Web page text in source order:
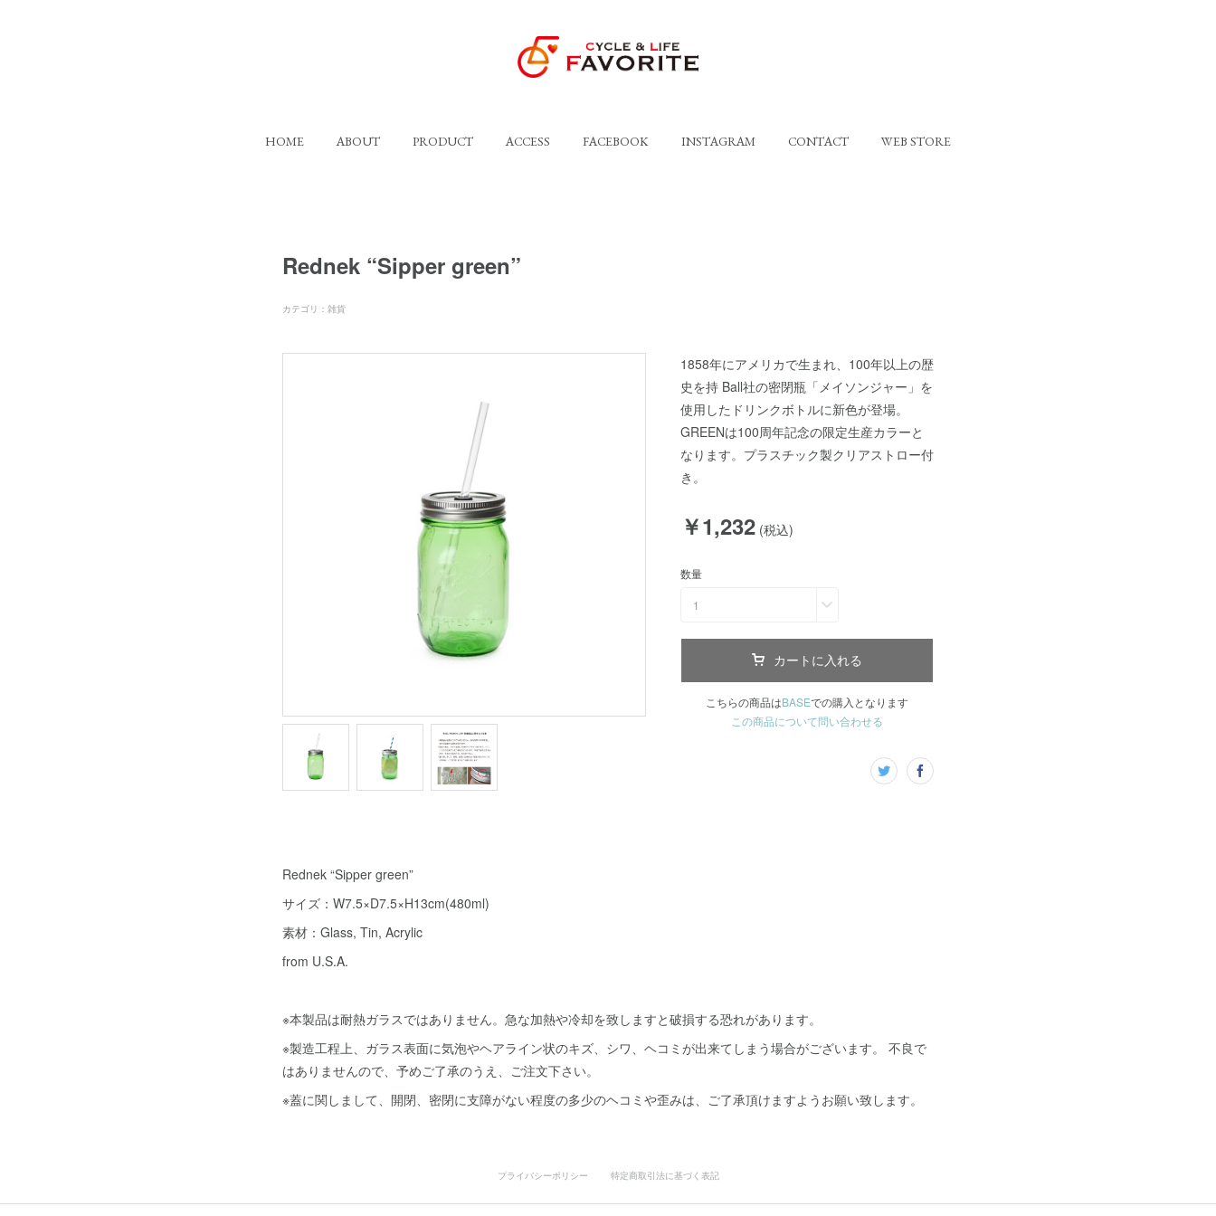
HOME ABOUT PRODUCT ACCESS FACEBOOK INSTAGRAM CONTACT WEB STORE
Rednek “Sipper green”
カテゴリ ： 雑貨
1858年にアメリカで生まれ、100年以上の歴
史を持 Ball社の密閉瓶「メイソンジャー」を
使用したドリンクボトルに新色が登場。
GREENは100周年記念の限定生産カラーと
なります。プラスチック製クリアストロー付
き。
￥1,232 (税込)
数量
1
カートに入れる
こちらの商品はBASEでの購入となります
この商品について問い合わせる
Rednek “Sipper green”
サイズ：W7.5×D7.5×H13cm(480ml)
素材：Glass, Tin, Acrylic
from U.S.A.
※本製品は耐熱ガラスではありません。急な加熱や冷却を致しますと破損する恐れがあります。
※製造工程上、ガラス表面に気泡やヘアライン状のキズ、シワ、ヘコミが出来てしまう場合がございます。 不良で
はありませんので、予めご了承のうえ、ご注文下さい。
※蓋に関しまして、開閉、密閉に支障がない程度の多少のヘコミや歪みは、ご了承頂けますようお願い致します。
プライバシーポリシー 特定商取引法に基づく表記